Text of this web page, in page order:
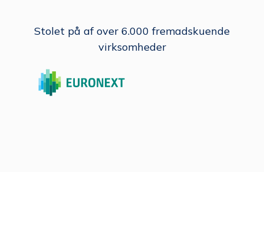
Stolet på af over 6.000 fremadskuende
virksomheder